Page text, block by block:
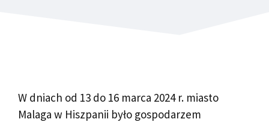
W dniach od 13 do 16 marca 2024 r. miasto
Malaga w Hiszpanii było gospodarzem